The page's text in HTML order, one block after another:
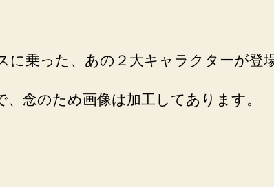
に乗った、あの２大キャラクターが登
、念のため画像は加工してあります。